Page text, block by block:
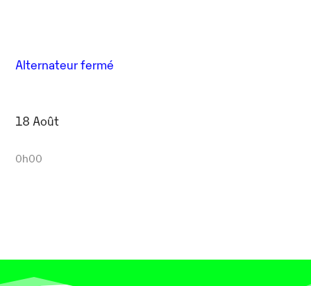
Alternateur fermé
18 Août
0h00